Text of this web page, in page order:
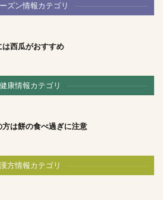
ズン情報カテゴリ
西瓜がおすすめ
健康情報カテゴリ
は餅の食べ過ぎに注意
漢方情報カテゴリ